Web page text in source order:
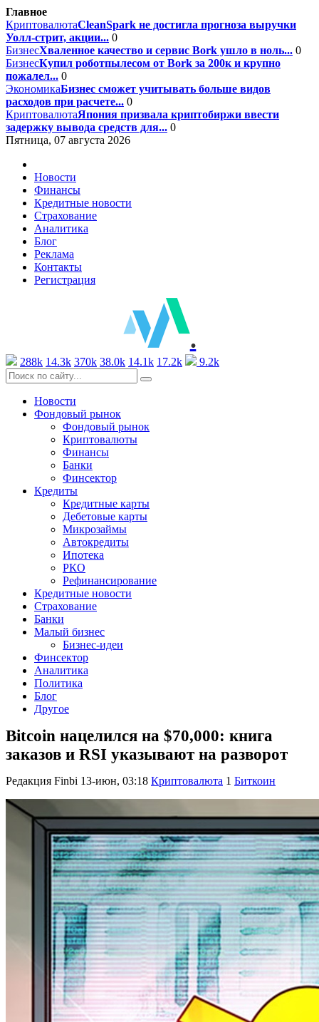
Главное
КриптовалютаCleanSpark не достигла прогноза выручки
Уолл-стрит, акции... 0
БизнесХваленное качество и сервис Bork ушло в ноль... 0
БизнесКупил роботпылесом от Bork за 200к и крупно
пожалел... 0
ЭкономикаБизнес сможет учитывать больше видов
расходов при расчете... 0
КриптовалютаЯпония призвала криптобиржи ввести
задержку вывода средств для... 0
Пятница, 07 августа 2026
Новости
Финансы
Кредитные новости
Страхование
Аналитика
Блог
Реклама
Контакты
Регистрация
.
288k 14.3k 370k 38.0k 14.1k 17.2k 9.2k
Новости
Фондовый рынок
Фондовый рынок
Криптовалюты
Финансы
Банки
Финсектор
Кредиты
Кредитные карты
Дебетовые карты
Микрозаймы
Автокредиты
Ипотека
РКО
Рефинансирование
Кредитные новости
Страхование
Банки
Малый бизнес
Бизнес-идеи
Финсектор
Аналитика
Политика
Блог
Другое
Bitcoin нацелился на $70,000: книга
заказов и RSI указывают на разворот
Редакция Finbi 13-июн, 03:18 Криптовалюта 1 Биткоин